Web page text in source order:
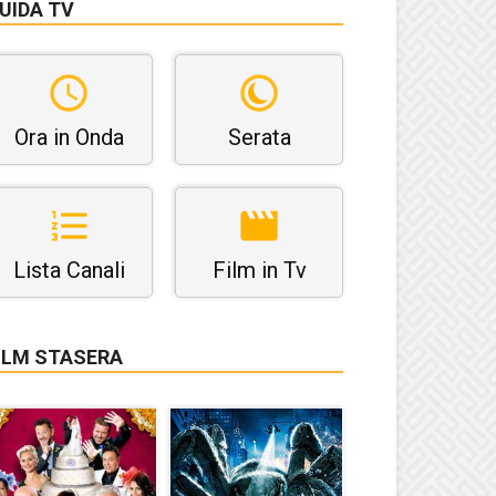
TV
Ora in Onda Serata
Lista Canali Film in Tv
STASERA